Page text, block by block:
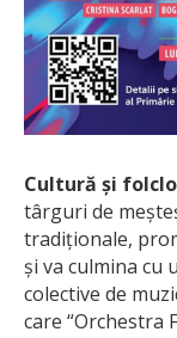
Cultură și
târguri de
tradiționale,
și va culmina cu
colective de
care “Orchestra